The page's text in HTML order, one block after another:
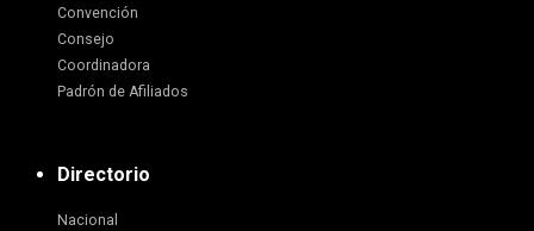
Convención
Consejo
Coordinadora
Padrón de Afiliados
Directorio
Nacional